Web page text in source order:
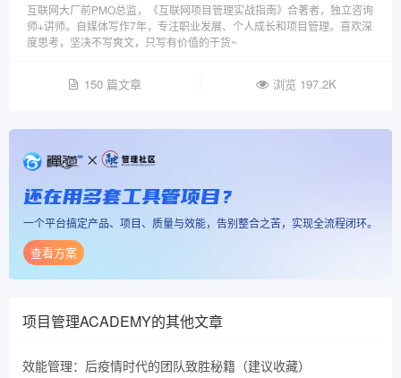
互联网大厂前PMO总监，《互联网项目管理实战指南》合著者，独立咨询
师+讲师。自媒体写作7年，专注职业发展、个人成长和项目管理。喜欢深
度思考，坚决不写爽文，只写有价值的干货~
150 篇文章 浏览 197.2K
还在用多套工具管项目？
一个平台搞定产品、项目、质量与效能，告别整合之苦，实现全流程闭环。
查看方案
项目管理ACADEMY的其他文章
效能管理：后疫情时代的团队致胜秘籍（建议收藏）